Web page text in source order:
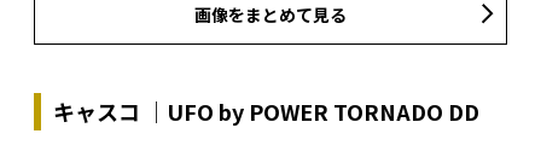
画像をまとめて見る
キャスコ ｜UFO by POWER TORNADO DD